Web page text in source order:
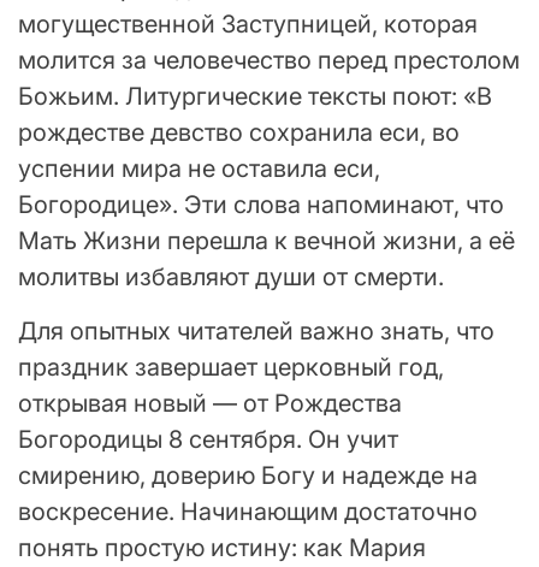
могущественной Заступницей, которая
молится за человечество перед престолом
Божьим. Литургические тексты поют: «В
рождестве девство сохранила еси, во
успении мира не оставила еси,
Богородице». Эти слова напоминают, что
Мать Жизни перешла к вечной жизни, а её
молитвы избавляют души от смерти.
Для опытных читателей важно знать, что
праздник завершает церковный год,
открывая новый — от Рождества
Богородицы 8 сентября. Он учит
смирению, доверию Богу и надежде на
воскресение. Начинающим достаточно
понять простую истину: как Мария